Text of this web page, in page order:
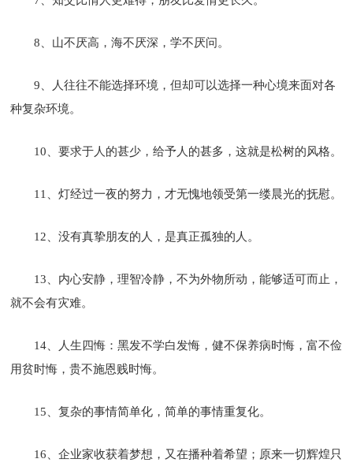
8、山不厌高，海不厌深，学不厌问。
9、人往往不能选择环境，但却可以选择一种心境来面对各
种复杂环境。
10、要求于人的甚少，给予人的甚多，这就是松树的风格。
11、灯经过一夜的努力，才无愧地领受第一缕晨光的抚慰。
12、没有真挚朋友的人，是真正孤独的人。
13、内心安静，理智冷静，不为外物所动，能够适可而止，
就不会有灾难。
14、人生四悔：黑发不学白发悔，健不保养病时悔，富不俭
用贫时悔，贵不施恩贱时悔。
15、复杂的事情简单化，简单的事情重复化。
16、企业家收获着梦想，又在播种着希望；原来一切辉煌只